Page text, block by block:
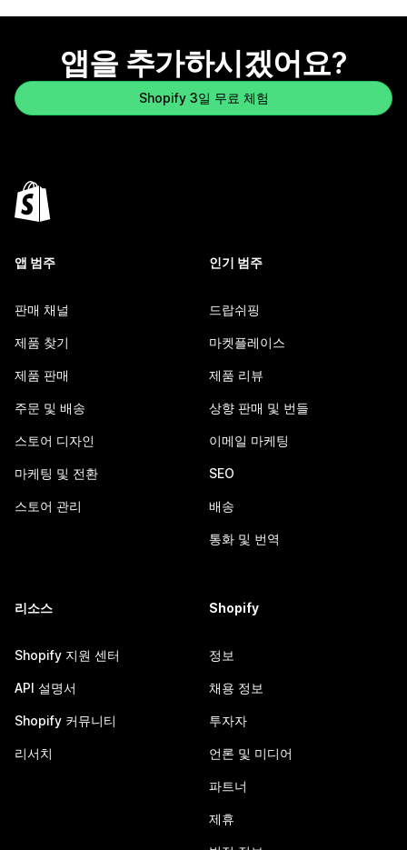
앱을 추가하시겠어요?
Shopify 3일 무료 체험
앱 범주
판매 채널
제품 찾기
제품 판매
주문 및 배송
스토어 디자인
마케팅 및 전환
스토어 관리
인기 범주
드랍쉬핑
마켓플레이스
제품 리뷰
상향 판매 및 번들
이메일 마케팅
SEO
배송
통화 및 번역
리소스
Shopify 지원 센터
API 설명서
Shopify 커뮤니티
리서치
Shopify
정보
채용 정보
투자자
언론 및 미디어
파트너
제휴